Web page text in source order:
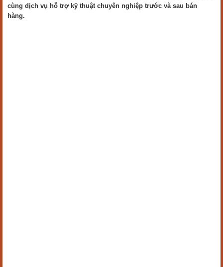
cùng dịch vụ hỗ trợ kỹ thuật chuyên nghiệp trước và sau bán
hàng.